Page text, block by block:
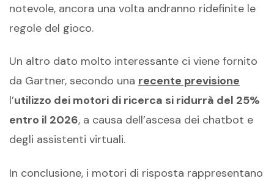
notevole, ancora una volta andranno ridefinite le
regole del gioco.
Un altro dato molto interessante ci viene fornito
da Gartner, secondo una recente previsione
l’utilizzo dei motori di ricerca si ridurrà del 25%
entro il 2026, a causa dell’ascesa dei chatbot e
degli assistenti virtuali.
In conclusione, i motori di risposta rappresentano